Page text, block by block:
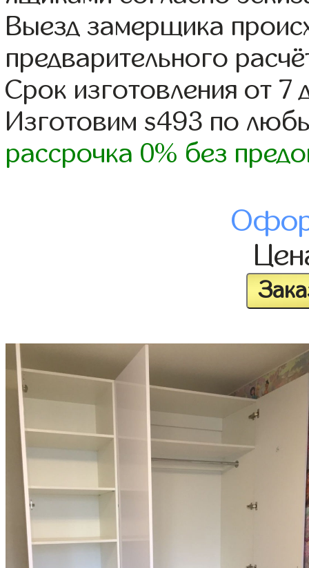
Выезд замерщика
предварительного
Срок изготовления от 7
Изготовим s493 по
рассрочка 0% без